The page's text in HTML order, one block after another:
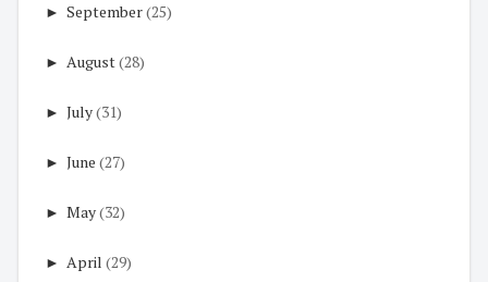
► September(25)
► August(28)
► July(31)
► June (27)
► May(32)
► April (29)